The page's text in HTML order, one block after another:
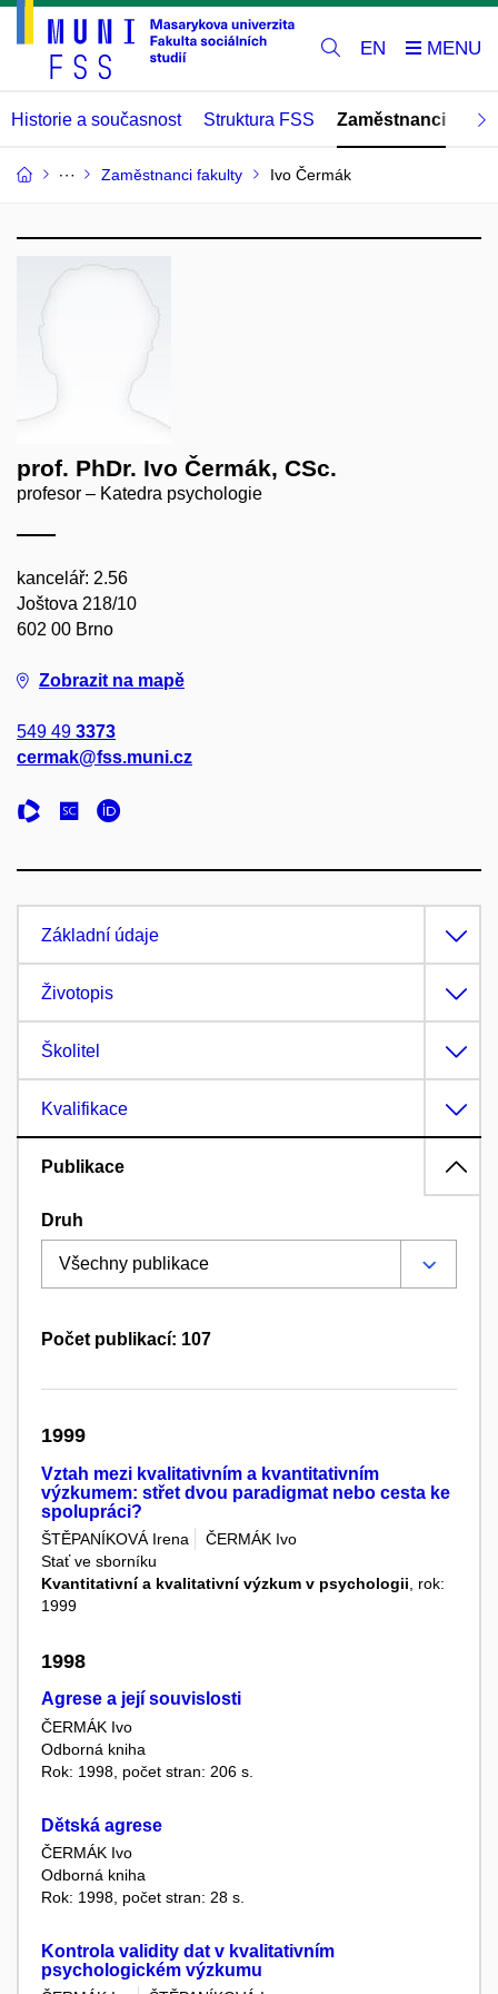
EN
Historie a současnost Struktura FSS Zaměstnanci
Zaměstnanci fakulty Ivo Čermák
prof. PhDr. Ivo Čermák, CSc.
profesor – Katedra psychologie
kancelář: 2.56
Joštova 218/10
602 00 Brno
Zobrazit na mapě
549 49 3373
cermak@fss.muni.cz
Základní údaje
Životopis
Školitel
Kvalifikace
Publikace
Druh
Počet publikací: 107
1999
Vztah mezi kvalitativním a kvantitativním
výzkumem: střet dvou paradigmat nebo cesta ke
spolupráci?
ŠTĚPANÍKOVÁ Irena
ČERMÁK Ivo
Stať ve sborníku
Kvantitativní a kvalitativní výzkum v psychologii , rok:
1999
1998
Agrese a její souvislosti
ČERMÁK Ivo
Odborná kniha
Rok: 1998, počet stran: 206 s.
Dětská agrese
ČERMÁK Ivo
Odborná kniha
Rok: 1998, počet stran: 28 s.
Kontrola validity dat v kvalitativním
psychologickém výzkumu